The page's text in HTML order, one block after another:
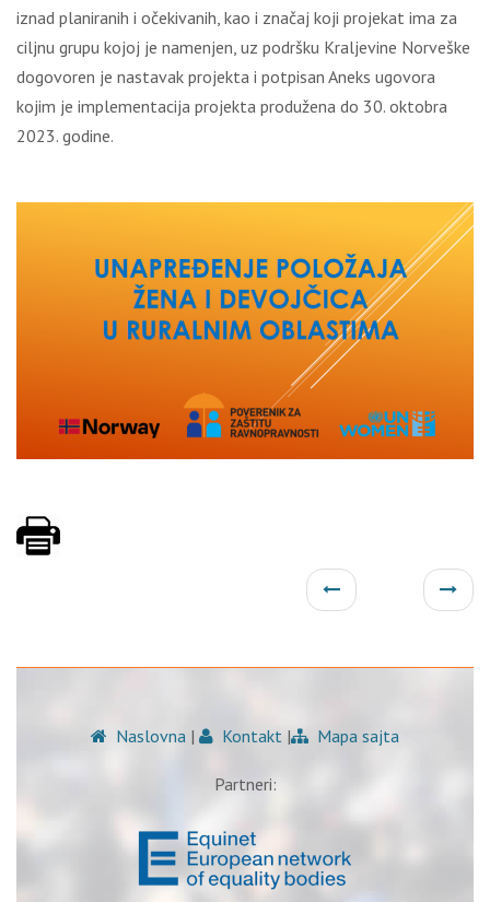
iznad planiranih i očekivanih, kao i značaj koji projekat ima za
ciljnu grupu kojoj je namenjen, uz podršku Kraljevine Norveške
dogovoren je nastavak projekta i potpisan Aneks ugovora
kojim je implementacija projekta produžena do 30. oktobra
2023. godine.
Naslovna | Kontakt | Mapa sajta
Partneri: